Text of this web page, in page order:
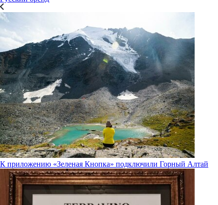
К приложению «Зеленая Кнопка» подключили Горный Алтай